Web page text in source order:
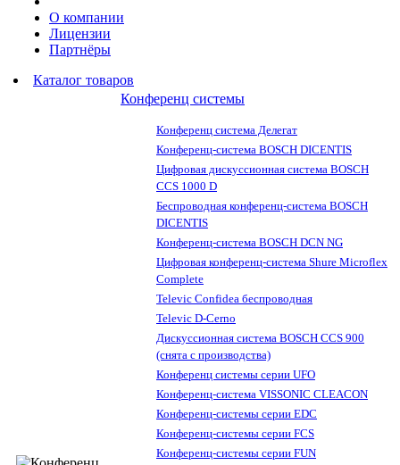
О компании
Лицензии
Партнёры
Каталог товаров
Конференц системы
Конференц система Делегат
Конференц-система BOSCH DICENTIS
Цифровая дискуссионная система BOSCH
CCS 1000 D
Беспроводная конференц-система BOSCH
DICENTIS
Конференц-система BOSCH DCN NG
Цифровая конференц-система Shure Microflex
Complete
Televic Confidea беспроводная
Televic D-Cerno
Дискуссионная система BOSCH CCS 900
(снята с производства)
Конференц системы серии UFO
Конференц-система VISSONIC CLEACON
Конференц-системы серии EDC
Конференц-системы серии FCS
Конференц-системы серии FUN